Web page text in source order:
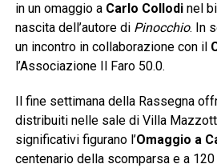
in un omaggio a Carlo Collodinel
nascita dell’autore di Pinocchio. In
un incontro in collaborazione con il
l’Associazione Il Faro 50.0.
Il fine settimana della Rassegna
distribuiti nelle sale di Villa
significativi figurano l’Omaggio a
centenario della scomparsa e a